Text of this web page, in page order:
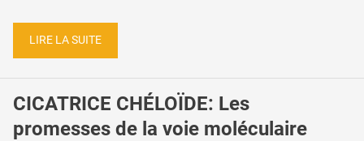
LIRE LA SUITE
CICATRICE CHÉLOÏDE: Les
promesses de la voie moléculaire